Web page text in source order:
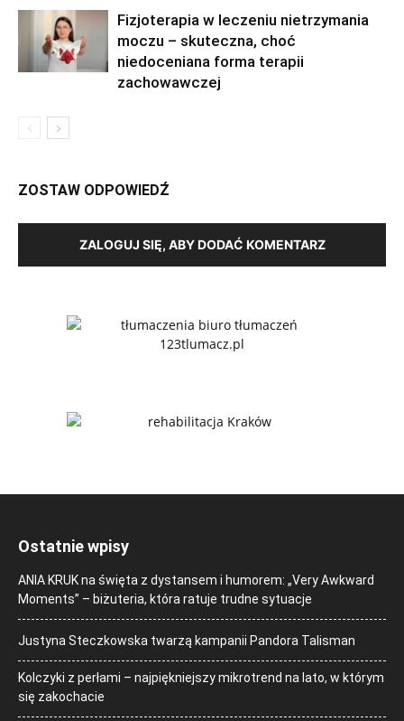
Fizjoterapia w leczeniu nietrzymania
moczu – skuteczna, choć
niedoceniana forma terapii
zachowawczej
ZOSTAW ODPOWIEDŹ
ZALOGUJ SIĘ, ABY DODAĆ KOMENTARZ
Ostatnie wpisy
ANIA KRUK na święta z dystansem i humorem: „Very Awkward
Moments” – biżuteria, która ratuje trudne sytuacje
Justyna Steczkowska twarzą kampanii Pandora Talisman
Kolczyki z perłami – najpiękniejszy mikrotrend na lato, w którym
się zakochacie